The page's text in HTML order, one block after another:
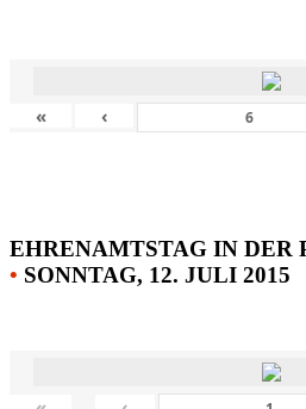
« ‹
EHRENAMTSTAG IN DER
• SONNTAG, 12. JULI 2015